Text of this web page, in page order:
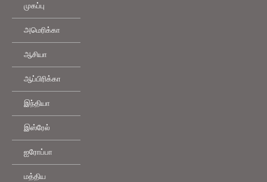
முகப்பு
அமெரிக்கா
ஆசியா
ஆப்பிரிக்கா
இந்தியா
இஸ்ரேல்
ஐரோப்பா
மத்திய